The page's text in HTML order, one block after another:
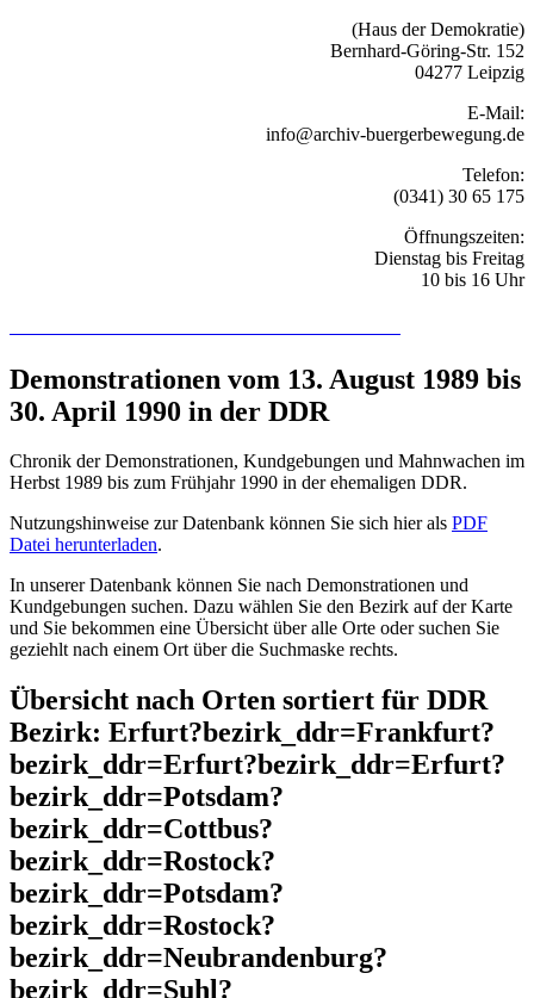
(Haus der Demokratie)
Bernhard-Göring-Str. 152
04277 Leipzig
E-Mail:
info@archiv-buergerbewegung.de
Telefon:
(0341) 30 65 175
Öffnungszeiten:
Dienstag bis Freitag
10 bis 16 Uhr
Demonstrationen vom 13. August 1989 bis
30. April 1990 in der DDR
Chronik der Demonstrationen, Kundgebungen und Mahnwachen im
Herbst 1989 bis zum Frühjahr 1990 in der ehemaligen DDR.
Nutzungshinweise zur Datenbank können Sie sich hier als PDF
Datei herunterladen.
In unserer Datenbank können Sie nach Demonstrationen und
Kundgebungen suchen. Dazu wählen Sie den Bezirk auf der Karte
und Sie bekommen eine Übersicht über alle Orte oder suchen Sie
geziehlt nach einem Ort über die Suchmaske rechts.
Übersicht nach Orten sortiert für DDR
Bezirk: Erfurt?bezirk_ddr=Frankfurt?
bezirk_ddr=Erfurt?bezirk_ddr=Erfurt?
bezirk_ddr=Potsdam?
bezirk_ddr=Cottbus?
bezirk_ddr=Rostock?
bezirk_ddr=Potsdam?
bezirk_ddr=Rostock?
bezirk_ddr=Neubrandenburg?
bezirk_ddr=Suhl?